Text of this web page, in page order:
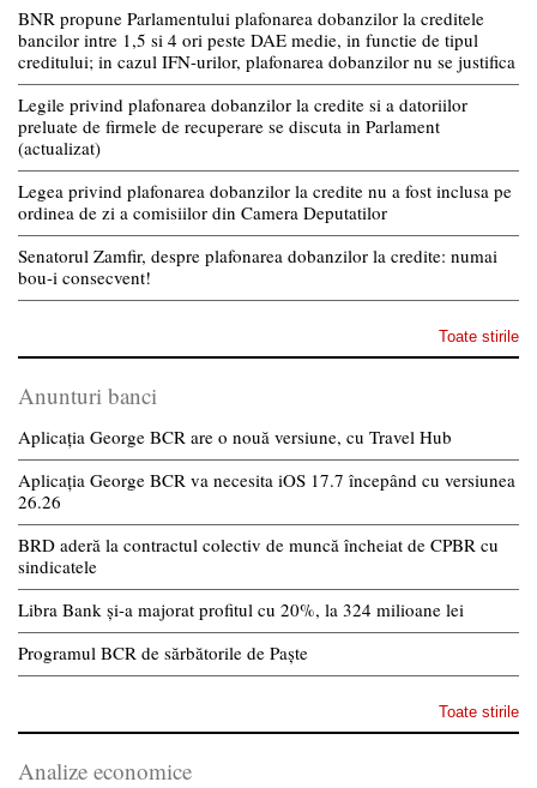
BNR propune Parlamentului plafonarea dobanzilor la creditele
bancilor intre 1,5 si 4 ori peste DAE medie, in functie de tipul
creditului; in cazul IFN-urilor, plafonarea dobanzilor nu se justifica
Legile privind plafonarea dobanzilor la credite si a datoriilor
preluate de firmele de recuperare se discuta in Parlament
(actualizat)
Legea privind plafonarea dobanzilor la credite nu a fost inclusa pe
ordinea de zi a comisiilor din Camera Deputatilor
Senatorul Zamfir, despre plafonarea dobanzilor la credite: numai
bou-i consecvent!
Toate stirile
Anunturi banci
Aplicația George BCR are o nouă versiune, cu Travel Hub
Aplicația George BCR va necesita iOS 17.7 începând cu versiunea
26.26
BRD aderă la contractul colectiv de muncă încheiat de CPBR cu
sindicatele
Libra Bank și-a majorat profitul cu 20%, la 324 milioane lei
Programul BCR de sărbătorile de Paște
Toate stirile
Analize economice